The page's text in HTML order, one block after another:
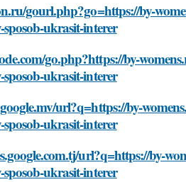
gourl.php?go=https://by-
ukrasit-interer
go.php?https://by-
ukrasit-interer
url?q=https://by-
ukrasit-interer
url?q=https://by-
ukrasit-interer